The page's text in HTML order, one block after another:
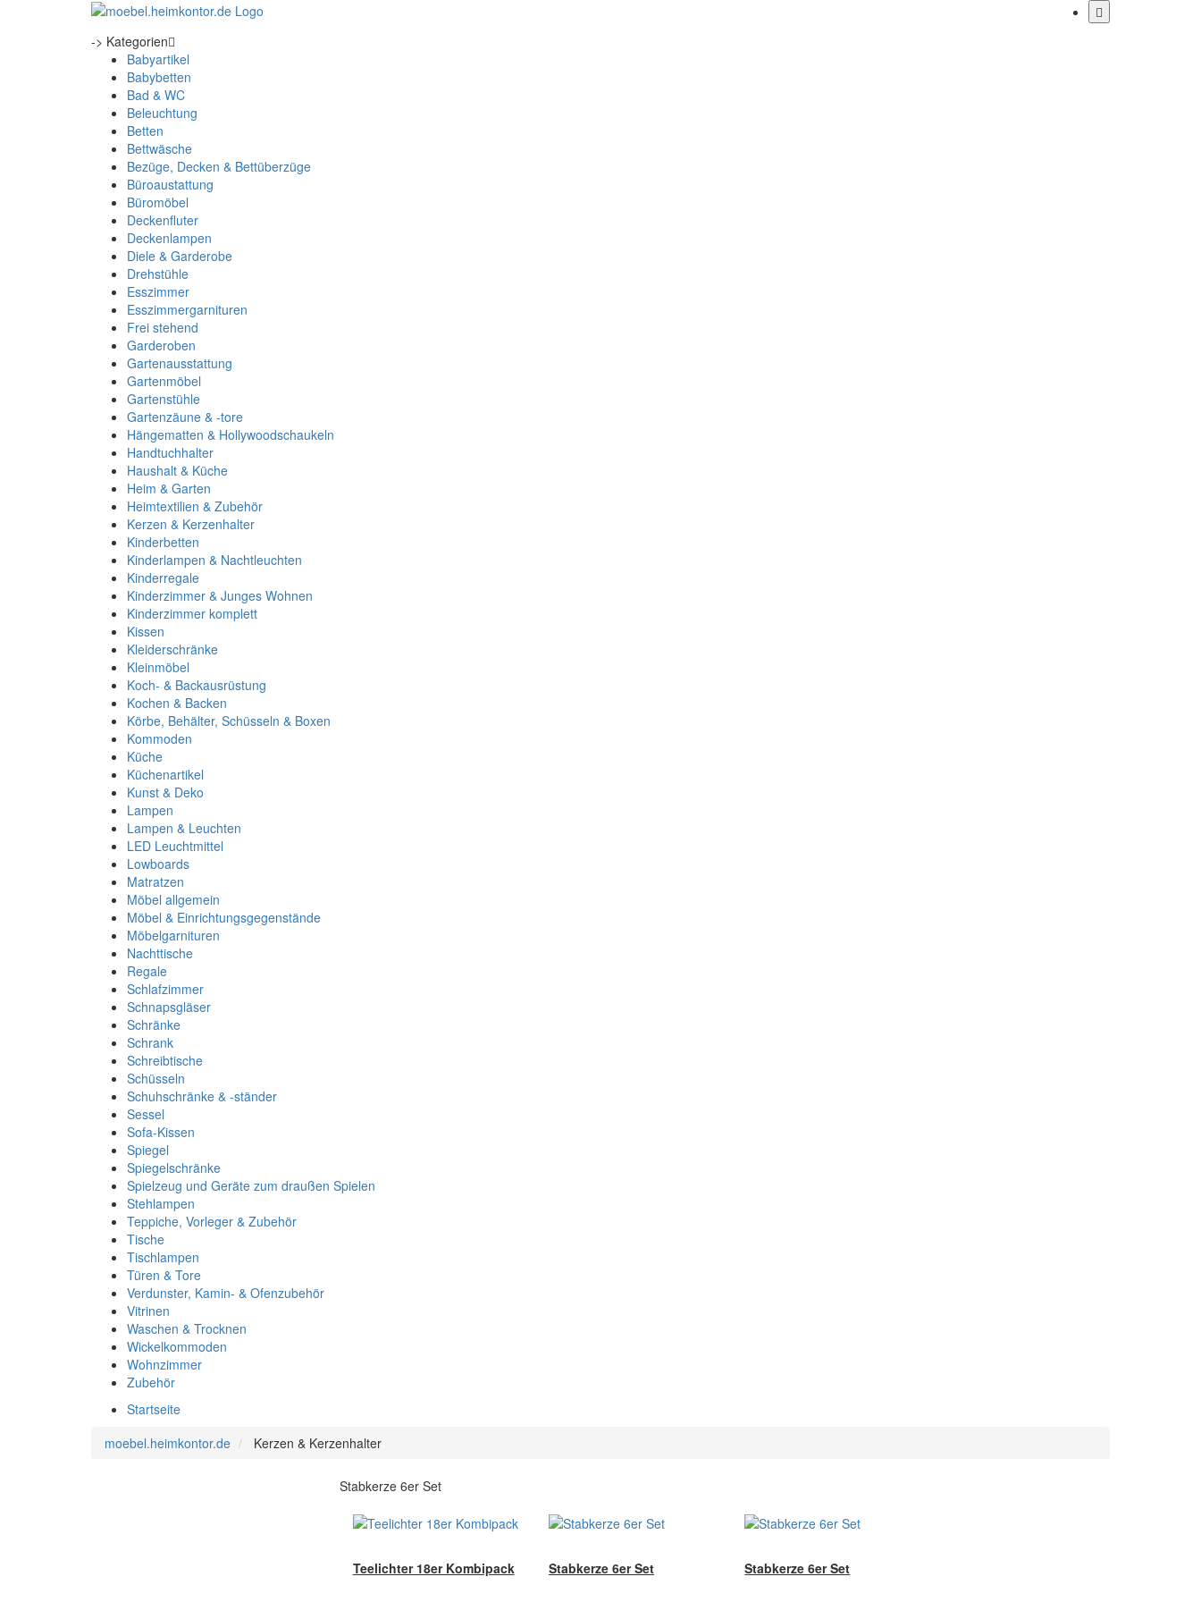
-> Kategorien
Babyartikel
Babybetten
Bad & WC
Beleuchtung
Betten
Bettwäsche
Bezüge, Decken & Bettüberzüge
Büroaustattung
Büromöbel
Deckenfluter
Deckenlampen
Diele & Garderobe
Drehstühle
Esszimmer
Esszimmergarnituren
Frei stehend
Garderoben
Gartenausstattung
Gartenmöbel
Gartenstühle
Gartenzäune & -tore
Hängematten & Hollywoodschaukeln
Handtuchhalter
Haushalt & Küche
Heim & Garten
Heimtextilien & Zubehör
Kerzen & Kerzenhalter
Kinderbetten
Kinderlampen & Nachtleuchten
Kinderregale
Kinderzimmer & Junges Wohnen
Kinderzimmer komplett
Kissen
Kleiderschränke
Kleinmöbel
Koch- & Backausrüstung
Kochen & Backen
Körbe, Behälter, Schüsseln & Boxen
Kommoden
Küche
Küchenartikel
Kunst & Deko
Lampen
Lampen & Leuchten
LED Leuchtmittel
Lowboards
Matratzen
Möbel allgemein
Möbel & Einrichtungsgegenstände
Möbelgarnituren
Nachttische
Regale
Schlafzimmer
Schnapsgläser
Schränke
Schrank
Schreibtische
Schüsseln
Schuhschränke & -ständer
Sessel
Sofa-Kissen
Spiegel
Spiegelschränke
Spielzeug und Geräte zum draußen Spielen
Stehlampen
Teppiche, Vorleger & Zubehör
Tische
Tischlampen
Türen & Tore
Verdunster, Kamin- & Ofenzubehör
Vitrinen
Waschen & Trocknen
Wickelkommoden
Wohnzimmer
Zubehör
Startseite
moebel.heimkontor.de
Kerzen & Kerzenhalter
Stabkerze 6er Set
Teelichter 18er Kombipack Stabkerze 6er Set Stabkerze 6er Set